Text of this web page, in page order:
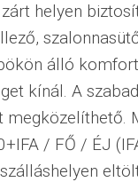
helyen
álló
kínál. A
/ FŐ / ÉJ